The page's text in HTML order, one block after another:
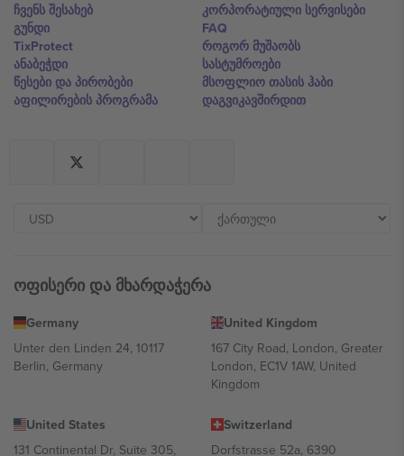
ჩვენს შესახებ
გუნდი
TixProtect
ანაბეჭდი
წესები და პირობები
აფილირების პროგრამა
კორპორატიული სერვისები
FAQ
როგორ მუშაობს
სასტუმროები
მსოფლიო თასის ჰაბი
დაგვიკავშირდით
ოფისერი და მხარდაჭერა
Germany
Unter den Linden 24, 10117
Berlin, Germany
United Kingdom
167 City Road, London, Greater
London, EC1V 1AW, United
Kingdom
United States
131 Continental Dr, Suite 305,
Switzerland
Dorfstrasse 52a, 6390